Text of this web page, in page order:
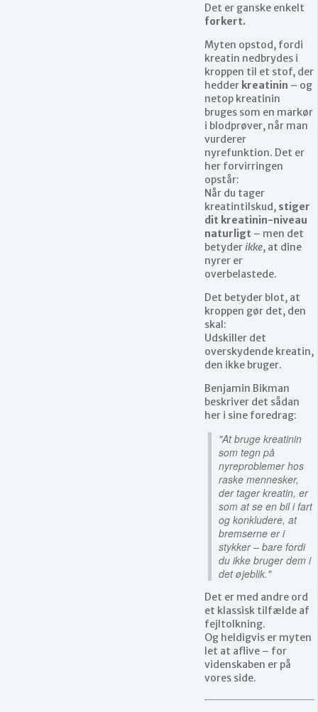
Det er ganske enkelt
forkert.
Myten opstod, fordi
kreatin nedbrydes i
kroppen til et stof, der
hedder kreatinin – og
netop kreatinin
bruges som en markør
i blodprøver, når man
vurderer
nyrefunktion. Det er
her forvirringen
opstår:
Når du tager
kreatintilskud, stiger
dit kreatinin-niveau
naturligt – men det
betyder ikke, at dine
nyrer er
overbelastede.
Det betyder blot, at
kroppen gør det, den
skal:
Udskiller det
overskydende kreatin,
den ikke bruger.
Benjamin Bikman
beskriver det sådan
her i sine foredrag:
"At bruge kreatinin
som tegn på
nyreproblemer hos
raske mennesker,
der tager kreatin, er
som at se en bil i fart
og konkludere, at
bremserne er i
stykker – bare fordi
du ikke bruger dem i
det øjeblik."
Det er med andre ord
et klassisk tilfælde af
fejltolkning.
Og heldigvis er myten
let at aflive – for
videnskaben er på
vores side.